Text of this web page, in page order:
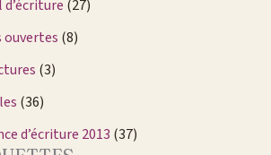
(27)
(8)
(3)
(36)
d’écriture 2013 (37)